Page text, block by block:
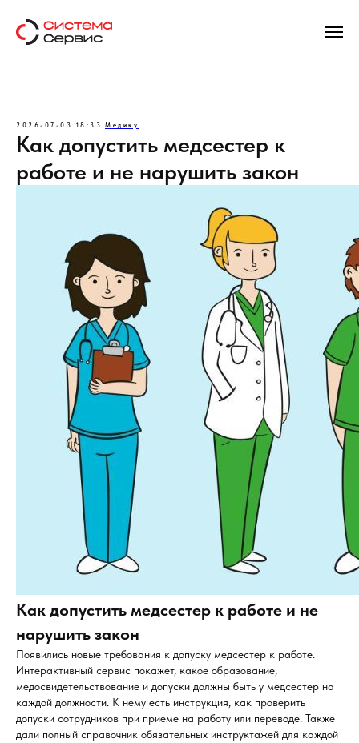
2026-07-03 18:33 Медику
Как допустить медсестер к
работе и не нарушить закон
Как допустить медсестер к работе и не
нарушить закон
Появились новые требования к допуску медсестер к работе.
Интерактивный сервис покажет, какое образование,
медосвидетельствование и допуски должны быть у медсестер на
каждой должности. К нему есть инструкция, как проверить
допуски сотрудников при приеме на работу или переводе. Также
дали полный справочник обязательных инструктажей для каждой